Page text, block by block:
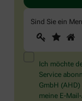
Sind Sie ein
Sind
Sie
ein
Mensch?
Dann
wählen
Sie
1 2
Ich möchte
Service
GmbH
meine E-